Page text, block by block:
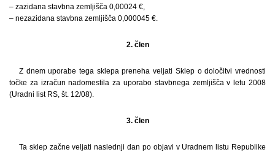
– zazidana stavbna zemljišča 0,00024 €,
– nezazidana stavbna zemljišča 0,000045 €.
2. člen
Z dnem uporabe tega sklepa preneha veljati Sklep o določitvi vrednosti
točke za izračun nadomestila za uporabo stavbnega zemljišča v letu 2008
(Uradni list RS, št. 12/08).
3. člen
Ta sklep začne veljati naslednji dan po objavi v Uradnem listu Republike